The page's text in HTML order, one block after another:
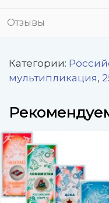
Отзывы
Категории:
мультипликация,